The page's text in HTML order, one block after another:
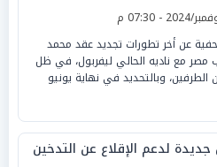
عن أخر تطورات تجديد عقد محمد
مصر مع ناديه الحالي ليفربول، في ظل
الطرفين، وبالتحديد في نهاية يونيو
لدعم الإقلاع عن التدخين